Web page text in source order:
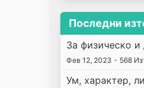
Последни
За физическо и
Фев 12, 2023 • 568
Ум, характер,